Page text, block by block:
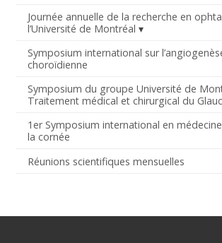
Journée annuelle de la recherche en
l’Université de Montréal
Symposium international sur
choroïdienne
Symposium du groupe Université de
Traitement médical et chirurgical du
1er Symposium international en
la cornée
Réunions scientifiques mensuelles